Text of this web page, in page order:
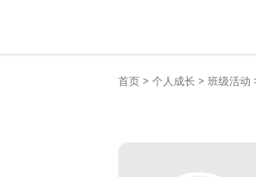
首页 > 个人成长 > 班级活动